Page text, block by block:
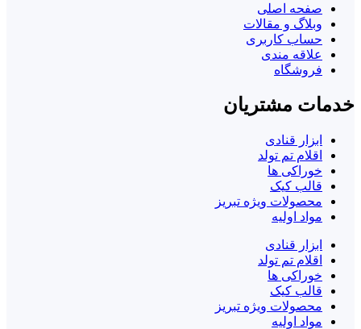
صفحه اصلی
وبلاگ و مقالات
حساب کاربری
علاقه مندی
فروشگاه
خدمات مشتریان
ابزار قنادی
اقلام تم تولد
خوراکی ها
قالب کیک
محصولات ویژه تبریز
مواد اولیه
ابزار قنادی
اقلام تم تولد
خوراکی ها
قالب کیک
محصولات ویژه تبریز
مواد اولیه